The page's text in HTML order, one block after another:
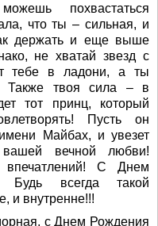
похвастаться
что ты – сильная, и
держать и еще выше
не хватай звезд с
тебе в ладони, а ты
Также твоя сила – в
тот принц, который
Пусть он
Майбах, и увезет
вечной любви!
С Днем
Будь всегда такой
и внутренне!!!
с Днем Рождения